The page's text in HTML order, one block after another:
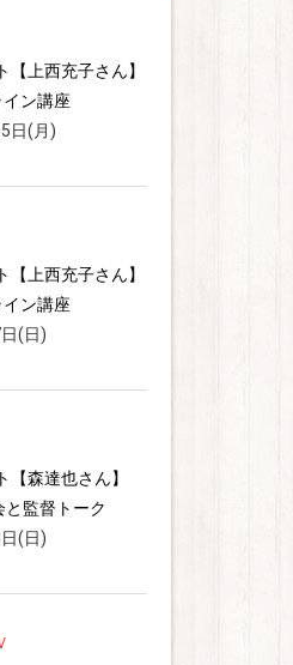
【上西充子さん】
ン講座
日(月)
【上西充子さん】
ン講座
(日)
【森達也さん】
と監督トーク
(日)